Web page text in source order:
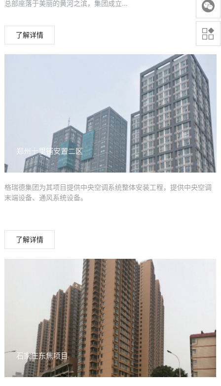
总部座落于美丽的黄河之滨，集团成立...
了解详情
郑州十里铺安置二区
格瑞德集团为其项目提供中央空调系统整体安装工程，提供中央空调
末端设备、通风系统设备。
了解详情
石家庄东焦项目

